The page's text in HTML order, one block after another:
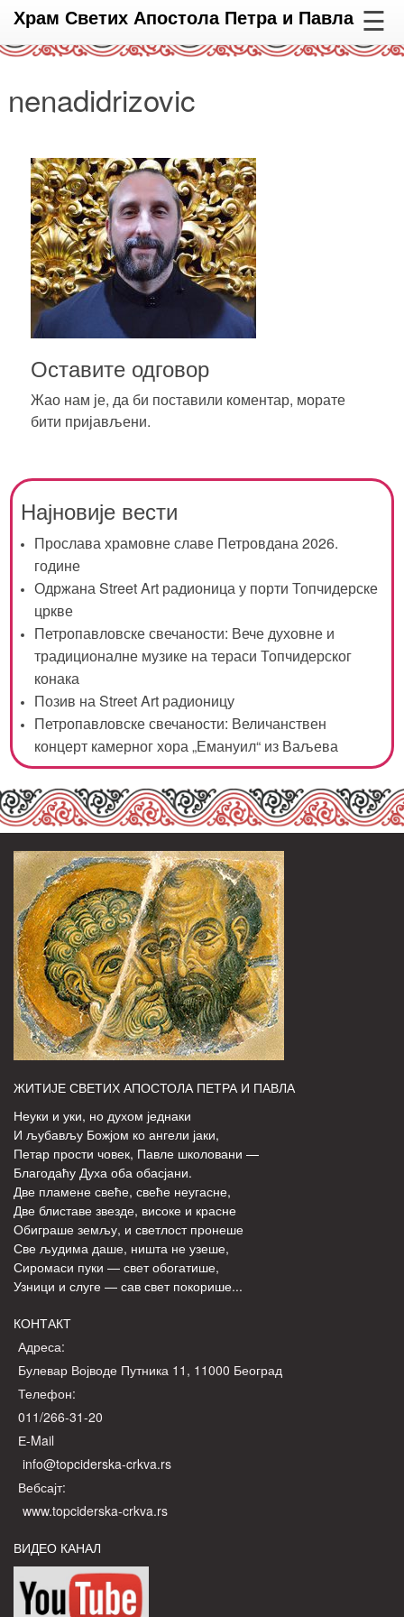
Храм Светих Апостола Петра и Павла ☰
nenadidrizovic
Оставите одговор
Жао нам је, да би поставили коментар, морате
бити пријављени.
Најновије вести
Прослава храмовне славе Петровдана 2026.
године
Одржана Street Art радионица у порти Топчидерске
цркве
Петропавловске свечаности: Вече духовне и
традиционалне музике на тераси Топчидерског
конака
Позив на Street Art радионицу
Петропавловске свечаности: Величанствен
концерт камерног хора „Емануил“ из Ваљева
ЖИТИЈЕ СВЕТИХ АПОСТОЛА ПЕТРА И ПАВЛА
Неуки и уки, но духом једнаки
И љубављу Божјом ко ангели јаки,
Петар прости човек, Павле школовани —
Благодаћу Духа оба обасјани.
Две пламене свеће, свеће неугасне,
Две блиставе звезде, високе и красне
Обиграше земљу, и светлост пронеше
Све људима даше, ништа не узеше,
Сиромаси пуки — свет обогатише,
Узници и слуге — сав свет покорише...
КОНТАКТ
Адреса:
Булевар Војводе Путника 11, 11000 Београд
Телефон:
011/266-31-20
Е-Mail
info@topciderska-crkva.rs
Вебсајт:
www.topciderska-crkva.rs
ВИДЕО КАНАЛ